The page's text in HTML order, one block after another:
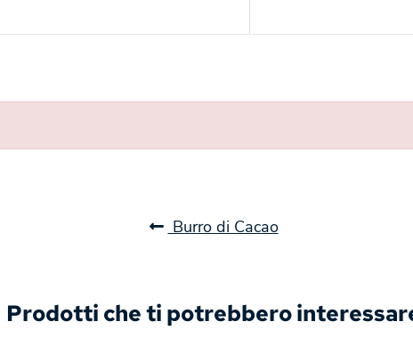
Burro di Cacao
Prodotti che ti potrebbero